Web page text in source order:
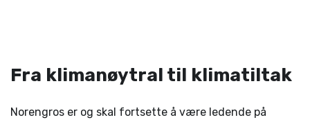
Fra klimanøytral til klimatiltak
Norengros er og skal fortsette å være ledende på